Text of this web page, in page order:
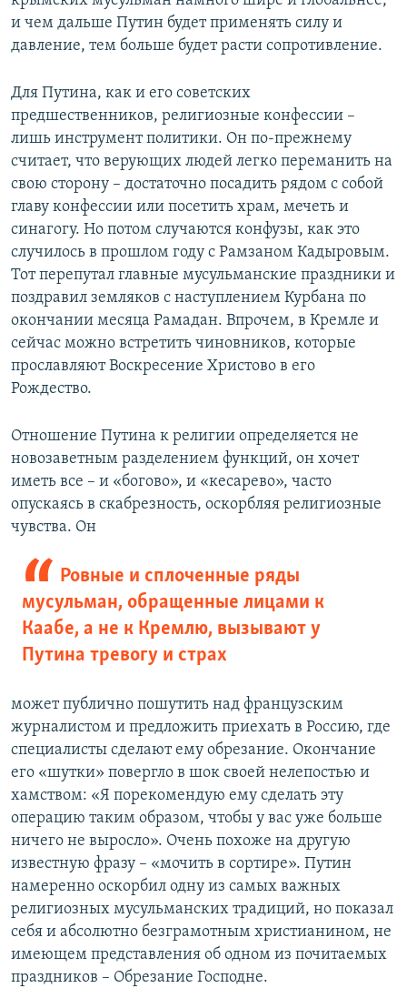
и чем дальше Путин будет применять силу и
давление, тем больше будет расти сопротивление.
Для Путина, как и его советских
предшественников, религиозные конфессии –
лишь инструмент политики. Он по-прежнему
считает, что верующих людей легко переманить на
свою сторону – достаточно посадить рядом с собой
главу конфессии или посетить храм, мечеть и
синагогу. Но потом случаются конфузы, как это
случилось в прошлом году с Рамзаном Кадыровым.
Тот перепутал главные мусульманские праздники и
поздравил земляков с наступлением Курбана по
окончании месяца Рамадан. Впрочем, в Кремле и
сейчас можно встретить чиновников, которые
прославляют Воскресение Христово в его
Рождество.
Отношение Путина к религии определяется не
новозаветным разделением функций, он хочет
иметь все – и «богово», и «кесарево», часто
опускаясь в скабрезность, оскорбляя религиозные
чувства. Он
Ровные и сплоченные ряды
мусульман, обращенные лицами к
Каабе, а не к Кремлю, вызывают у
Путина тревогу и страх
может публично пошутить над французским
журналистом и предложить приехать в Россию, где
специалисты сделают ему обрезание. Окончание
его «шутки» повергло в шок своей нелепостью и
хамством: «Я порекомендую ему сделать эту
операцию таким образом, чтобы у вас уже больше
ничего не выросло». Очень похоже на другую
известную фразу – «мочить в сортире». Путин
намеренно оскорбил одну из самых важных
религиозных мусульманских традиций, но показал
себя и абсолютно безграмотным христианином, не
имеющем представления об одном из почитаемых
праздников – Обрезание Господне.